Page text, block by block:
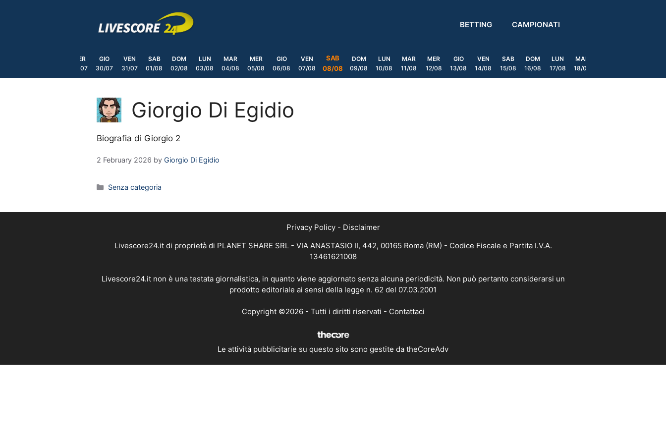
BETTING CAMPIONATI
MER
29/07
GIO
30/07
VEN
31/07
SAB
01/08
DOM
02/08
LUN
03/08
MAR
04/08
MER
05/08
GIO
06/08
VEN
07/08
SAB
08/08
DOM
09/08
LUN
10/08
MAR
11/08
MER
12/08
GIO
13/08
VEN
14/08
SAB
15/08
DOM
16/08
LUN
17/08
MAR
18/08
Giorgio Di Egidio
Biografia di Giorgio 2
2 February 2026 by Giorgio Di Egidio
Categories
Senza categoria
Privacy Policy- Disclaimer
Livescore24.it di proprietà di PLANET SHARE SRL - VIA ANASTASIO II, 442, 00165 Roma (RM) - Codice Fiscale e Partita I.V.A.
13461621008
Livescore24.it non è una testata giornalistica, in quanto viene aggiornato senza alcuna periodicità. Non può pertanto considerarsi un
prodotto editoriale ai sensi della legge n. 62 del 07.03.2001
Copyright ©2026 - Tutti i diritti riservati - Contattaci
Le attività pubblicitarie su questo sito sono gestite da theCoreAdv